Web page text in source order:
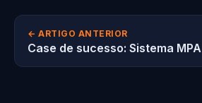
← ARTIGO ANTERIOR
Case de sucesso: Sistema MPA